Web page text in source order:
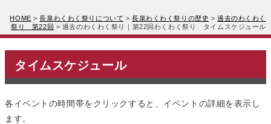
HOME >長泉わくわく祭りについて >長泉わくわく祭りの歴史 >過去のわくわく
祭り 第22回 > 過去のわくわく祭り｜第22回わくわく祭り タイムスケジュール
タイムスケジュール
各イベントの時間帯をクリックすると、イベントの詳細を表示し
ます。